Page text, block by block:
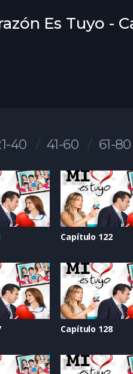
Es Tuyo -
40 41-60 61-80
Capítulo 122
Capítulo 128